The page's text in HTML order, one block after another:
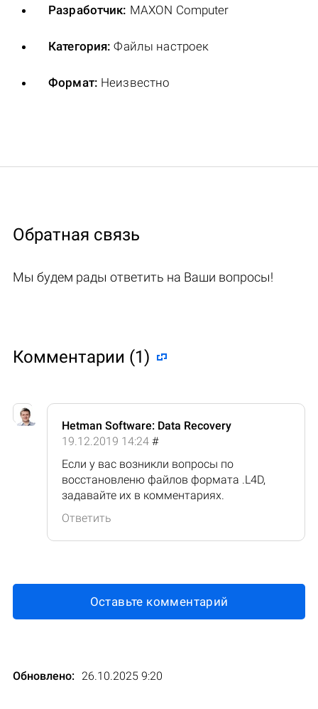
Разработчик: MAXON Computer
Категория: Файлы настроек
Формат: Неизвестно
Обратная связь
Мы будем рады ответить на Ваши вопросы!
Комментарии (1)
Hetman Software: Data Recovery
19.12.2019 14:24 #
Если у вас возникли вопросы по
восстановленю файлов формата .L4D,
задавайте их в комментариях.
Ответить
Оставьте комментарий
Обновлено: 26.10.2025 9:20